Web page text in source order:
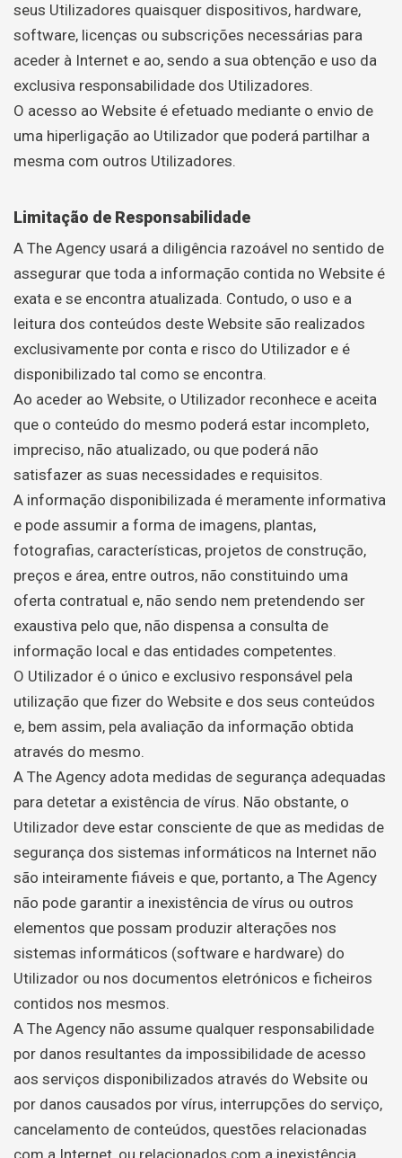
seus Utilizadores quaisquer dispositivos, hardware,
software, licenças ou subscrições necessárias para
aceder à Internet e ao, sendo a sua obtenção e uso da
exclusiva responsabilidade dos Utilizadores.
O acesso ao Website é efetuado mediante o envio de
uma hiperligação ao Utilizador que poderá partilhar a
mesma com outros Utilizadores.
Limitação de Responsabilidade
A The Agency usará a diligência razoável no sentido de
assegurar que toda a informação contida no Website é
exata e se encontra atualizada. Contudo, o uso e a
leitura dos conteúdos deste Website são realizados
exclusivamente por conta e risco do Utilizador e é
disponibilizado tal como se encontra.
Ao aceder ao Website, o Utilizador reconhece e aceita
que o conteúdo do mesmo poderá estar incompleto,
impreciso, não atualizado, ou que poderá não
satisfazer as suas necessidades e requisitos.
A informação disponibilizada é meramente informativa
e pode assumir a forma de imagens, plantas,
fotografias, características, projetos de construção,
preços e área, entre outros, não constituindo uma
oferta contratual e, não sendo nem pretendendo ser
exaustiva pelo que, não dispensa a consulta de
informação local e das entidades competentes.
O Utilizador é o único e exclusivo responsável pela
utilização que fizer do Website e dos seus conteúdos
e, bem assim, pela avaliação da informação obtida
através do mesmo.
A The Agency adota medidas de segurança adequadas
para detetar a existência de vírus. Não obstante, o
Utilizador deve estar consciente de que as medidas de
segurança dos sistemas informáticos na Internet não
são inteiramente fiáveis e que, portanto, a The Agency
não pode garantir a inexistência de vírus ou outros
elementos que possam produzir alterações nos
sistemas informáticos (software e hardware) do
Utilizador ou nos documentos eletrónicos e ficheiros
contidos nos mesmos.
A The Agency não assume qualquer responsabilidade
por danos resultantes da impossibilidade de acesso
aos serviços disponibilizados através do Website ou
por danos causados por vírus, interrupções do serviço,
cancelamento de conteúdos, questões relacionadas
com a Internet, ou relacionados com a inexistência